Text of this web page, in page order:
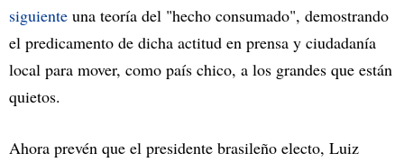
siguiente una teoría del "hecho consumado", demostrando
el predicamento de dicha actitud en prensa y ciudadanía
local para mover, como país chico, a los grandes que están
quietos.
Ahora prevén que el presidente brasileño electo, Luiz